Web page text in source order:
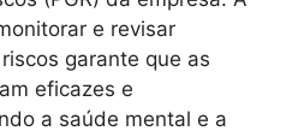
e revisar
garante que as
eficazes e
a saúde mental e a